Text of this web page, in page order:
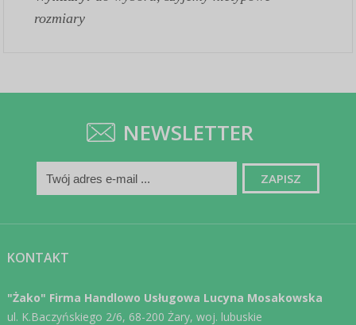
rozmiary
NEWSLETTER
KONTAKT
"Żako" Firma Handlowo Usługowa Lucyna Mosakowska
ul. K.Baczyńskiego 2/6, 68-200 Żary, woj. lubuskie